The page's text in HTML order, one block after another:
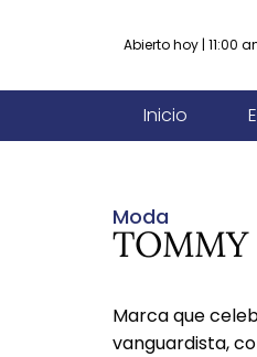
Abierto hoy | 11:00
Inicio
Moda
TOMMY
Marca que
vanguardista,